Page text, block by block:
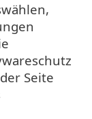
Seite